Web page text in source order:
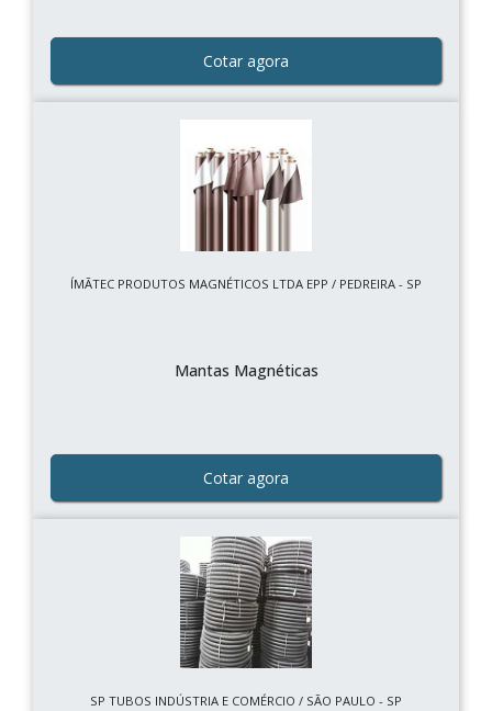
Cotar agora
ÍMÃTEC PRODUTOS MAGNÉTICOS LTDA EPP / PEDREIRA - SP
Mantas Magnéticas
Cotar agora
SP TUBOS INDÚSTRIA E COMÉRCIO / SÃO PAULO - SP